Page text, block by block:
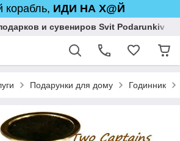
корабль, ИДИ НА Х@Й
и сувениров Svit Podarunkiv
Подарунки для дому Годинник